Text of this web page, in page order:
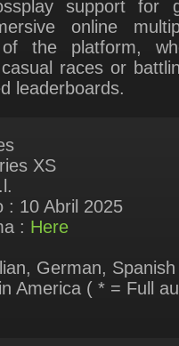
races or
leaderboards.
10 Abril 2025
:Here
German, Spanish -
America ( * = Full
para o teu